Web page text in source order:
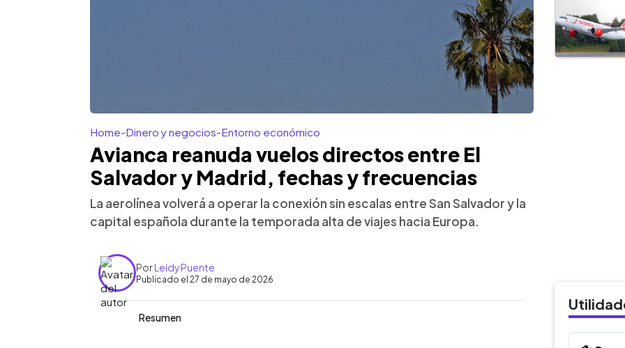
Home-Dinero y negocios-Entorno económico
Avianca reanuda vuelos directos entre El
Salvador y Madrid, fechas y frecuencias
La aerolínea volverá a operar la conexión sin escalas entre San Salvador y la
capital española durante la temporada alta de viajes hacia Europa.
PorLeidy Puente
Publicado el 27 de mayo de 2026
Resumen